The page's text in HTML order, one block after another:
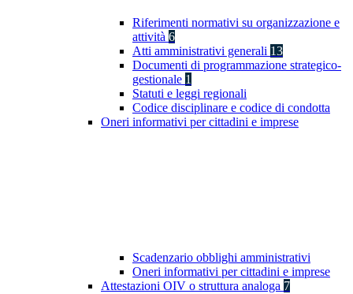
Riferimenti normativi su organizzazione e
attività 6
Atti amministrativi generali 13
Documenti di programmazione strategico-
gestionale 1
Statuti e leggi regionali
Codice disciplinare e codice di condotta
Oneri informativi per cittadini e imprese
Scadenzario obblighi amministrativi
Oneri informativi per cittadini e imprese
Attestazioni OIV o struttura analoga 7